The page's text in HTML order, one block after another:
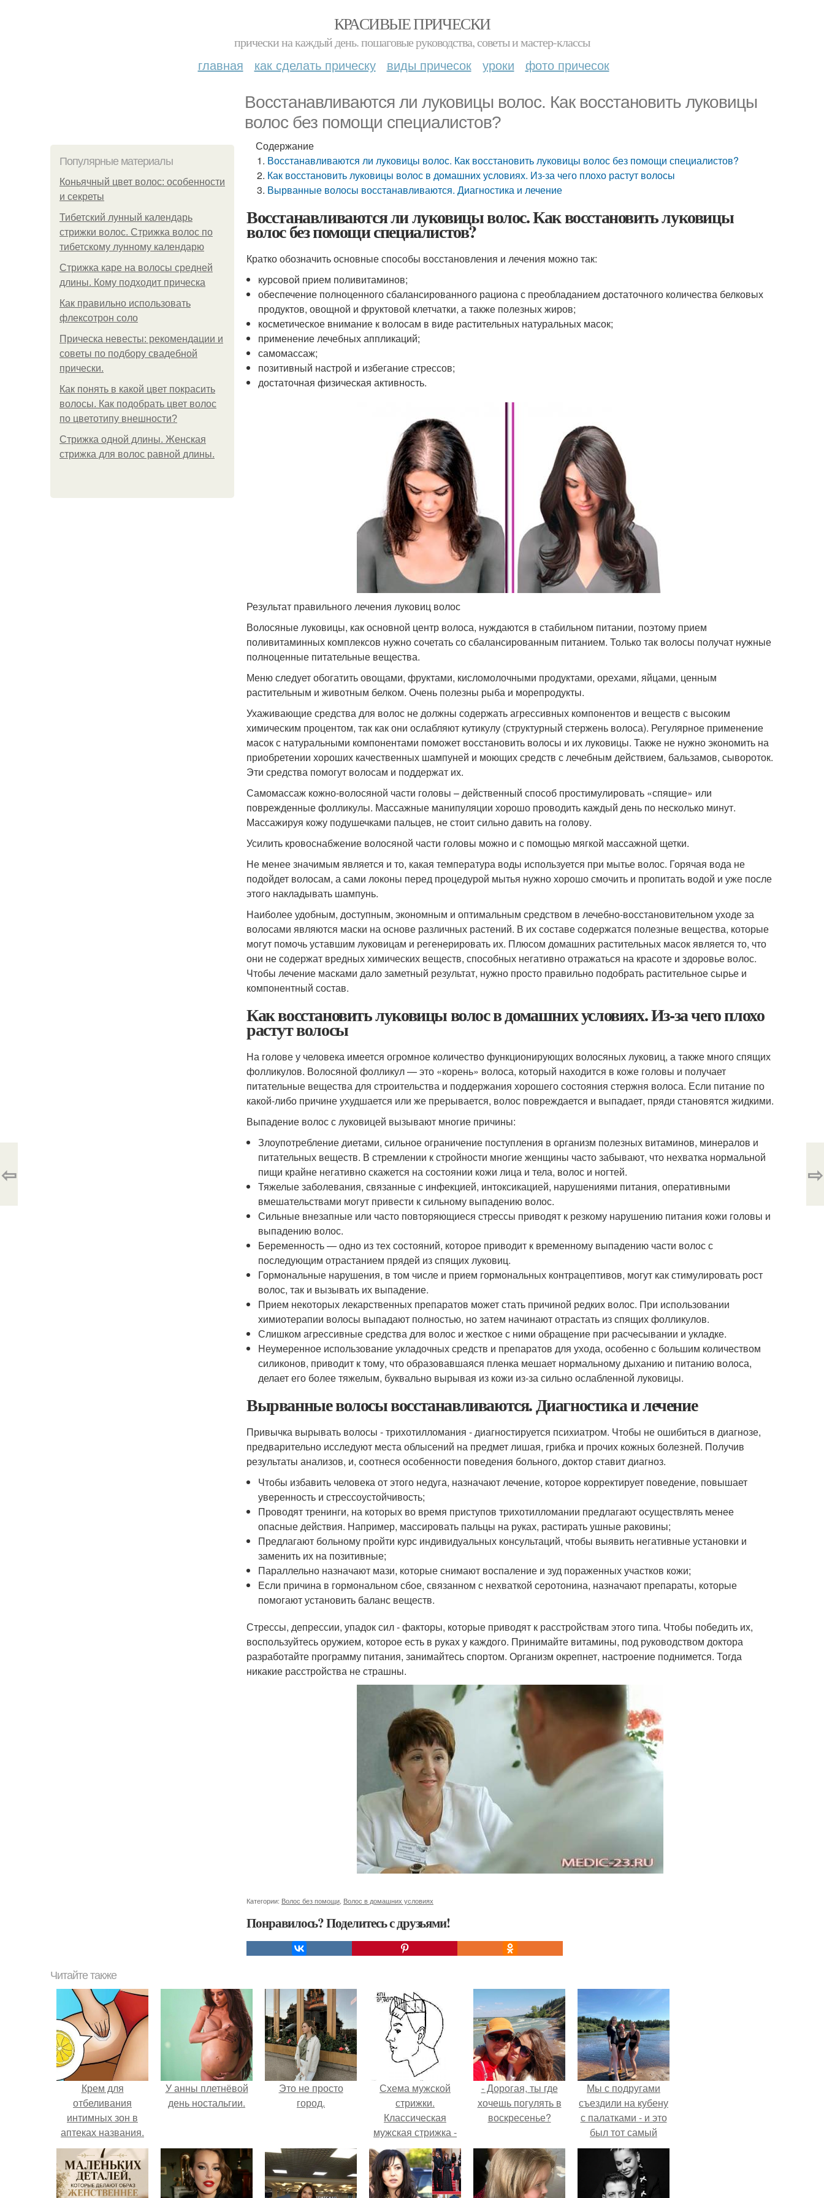
КРАСИВЫЕ ПРИЧЕСКИ
прически на каждый день. пошаговые руководства, советы и мастер-классы
главная как сделать прическу виды причесок уроки фото причесок
Восстанавливаются ли луковицы волос. Как восстановить луковицы
волос без помощи специалистов?
Популярные материалы
Коньячный цвет волос: особенности
и секреты
Тибетский лунный календарь
стрижки волос. Стрижка волос по
тибетскому лунному календарю
Стрижка каре на волосы средней
длины. Кому подходит прическа
Как правильно использовать
флексотрон соло
Прическа невесты: рекомендации и
советы по подбору свадебной
прически.
Как понять в какой цвет покрасить
волосы. Как подобрать цвет волос
по цветотипу внешности?
Стрижка одной длины. Женская
стрижка для волос равной длины.
Содержание
Восстанавливаются ли луковицы волос. Как восстановить луковицы волос без помощи специалистов?
Как восстановить луковицы волос в домашних условиях. Из-за чего плохо растут волосы
Вырванные волосы восстанавливаются. Диагностика и лечение
Восстанавливаются ли луковицы волос. Как восстановить луковицы
волос без помощи специалистов?
Кратко обозначить основные способы восстановления и лечения можно так:
курсовой прием поливитаминов;
обеспечение полноценного сбалансированного рациона с преобладанием достаточного количества белковых
продуктов, овощной и фруктовой клетчатки, а также полезных жиров;
косметическое внимание к волосам в виде растительных натуральных масок;
применение лечебных аппликаций;
самомассаж;
позитивный настрой и избегание стрессов;
достаточная физическая активность.
Результат правильного лечения луковиц волос
Волосяные луковицы, как основной центр волоса, нуждаются в стабильном питании, поэтому прием
поливитаминных комплексов нужно сочетать со сбалансированным питанием. Только так волосы получат нужные
полноценные питательные вещества.
Меню следует обогатить овощами, фруктами, кисломолочными продуктами, орехами, яйцами, ценным
растительным и животным белком. Очень полезны рыба и морепродукты.
Ухаживающие средства для волос не должны содержать агрессивных компонентов и веществ с высоким
химическим процентом, так как они ослабляют кутикулу (структурный стержень волоса). Регулярное применение
масок с натуральными компонентами поможет восстановить волосы и их луковицы. Также не нужно экономить на
приобретении хороших качественных шампуней и моющих средств с лечебным действием, бальзамов, сывороток.
Эти средства помогут волосам и поддержат их.
Самомассаж кожно-волосяной части головы – действенный способ простимулировать «спящие» или
поврежденные фолликулы. Массажные манипуляции хорошо проводить каждый день по несколько минут.
Массажируя кожу подушечками пальцев, не стоит сильно давить на голову.
Усилить кровоснабжение волосяной части головы можно и с помощью мягкой массажной щетки.
Не менее значимым является и то, какая температура воды используется при мытье волос. Горячая вода не
подойдет волосам, а сами локоны перед процедурой мытья нужно хорошо смочить и пропитать водой и уже после
этого накладывать шампунь.
Наиболее удобным, доступным, экономным и оптимальным средством в лечебно-восстановительном уходе за
волосами являются маски на основе различных растений. В их составе содержатся полезные вещества, которые
могут помочь уставшим луковицам и регенерировать их. Плюсом домашних растительных масок является то, что
они не содержат вредных химических веществ, способных негативно отражаться на красоте и здоровье волос.
Чтобы лечение масками дало заметный результат, нужно просто правильно подобрать растительное сырье и
компонентный состав.
Как восстановить луковицы волос в домашних условиях. Из-за чего плохо
растут волосы
На голове у человека имеется огромное количество функционирующих волосяных луковиц, а также много спящих
фолликулов. Волосяной фолликул — это «корень» волоса, который находится в коже головы и получает
питательные вещества для строительства и поддержания хорошего состояния стержня волоса. Если питание по
какой-либо причине ухудшается или же прерывается, волос повреждается и выпадает, пряди становятся жидкими.
Выпадение волос с луковицей вызывают многие причины:
Злоупотребление диетами, сильное ограничение поступления в организм полезных витаминов, минералов и
питательных веществ. В стремлении к стройности многие женщины часто забывают, что нехватка нормальной
пищи крайне негативно скажется на состоянии кожи лица и тела, волос и ногтей.
Тяжелые заболевания, связанные с инфекцией, интоксикацией, нарушениями питания, оперативными
вмешательствами могут привести к сильному выпадению волос.
Сильные внезапные или часто повторяющиеся стрессы приводят к резкому нарушению питания кожи головы и
выпадению волос.
Беременность — одно из тех состояний, которое приводит к временному выпадению части волос с
последующим отрастанием прядей из спящих луковиц.
Гормональные нарушения, в том числе и прием гормональных контрацептивов, могут как стимулировать рост
волос, так и вызывать их выпадение.
Прием некоторых лекарственных препаратов может стать причиной редких волос. При использовании
химиотерапии волосы выпадают полностью, но затем начинают отрастать из спящих фолликулов.
Слишком агрессивные средства для волос и жесткое с ними обращение при расчесывании и укладке.
Неумеренное использование укладочных средств и препаратов для ухода, особенно с большим количеством
силиконов, приводит к тому, что образовавшаяся пленка мешает нормальному дыханию и питанию волоса,
делает его более тяжелым, буквально вырывая из кожи из-за сильно ослабленной луковицы.
Вырванные волосы восстанавливаются. Диагностика и лечение
Привычка вырывать волосы - трихотилломания - диагностируется психиатром. Чтобы не ошибиться в диагнозе,
предварительно исследуют места облысений на предмет лишая, грибка и прочих кожных болезней. Получив
результаты анализов, и, соотнеся особенности поведения больного, доктор ставит диагноз.
Чтобы избавить человека от этого недуга, назначают лечение, которое корректирует поведение, повышает
уверенность и стрессоустойчивость;
Проводят тренинги, на которых во время приступов трихотилломании предлагают осуществлять менее
опасные действия. Например, массировать пальцы на руках, растирать ушные раковины;
Предлагают больному пройти курс индивидуальных консультаций, чтобы выявить негативные установки и
заменить их на позитивные;
Параллельно назначают мази, которые снимают воспаление и зуд пораженных участков кожи;
Если причина в гормональном сбое, связанном с нехваткой серотонина, назначают препараты, которые
помогают установить баланс веществ.
Стрессы, депрессии, упадок сил - факторы, которые приводят к расстройствам этого типа. Чтобы победить их,
воспользуйтесь оружием, которое есть в руках у каждого. Принимайте витамины, под руководством доктора
разработайте программу питания, занимайтесь спортом. Организм окрепнет, настроение поднимется. Тогда
никакие расстройства не страшны.
Категории: Волос без помощи Волос в домашних условиях
Понравилось? Поделитесь с друзьями!
⇦ ⇨
Читайте также
Крем для
отбеливания
интимных зон в
аптеках названия.
Отбеливание кожи
в домашних
условиях
У анны плетнёвой
день ностальгии.
Это не просто
город.
Схема мужской
стрижки.
Классическая
мужская стрижка -
точная пошаговая
схема выполнения:
- Дорогая, ты где
хочешь погулять в
воскресенье?
Мы с подругами
съездили на кубену
с палатками - и это
был тот самый
отдых, после
которого долго
смеёшься,
вспоминая каждую